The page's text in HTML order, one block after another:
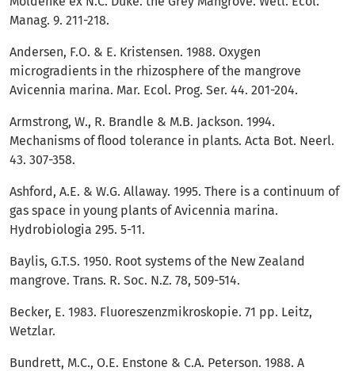
Manag. 9. 211-218.
Andersen, F.O. & E. Kristensen. 1988. Oxygen
microgradients in the rhizosphere of the mangrove
Avicennia marina. Mar. Ecol. Prog. Ser. 44. 201-204.
Armstrong, W., R. Brandle & M.B. Jackson. 1994.
Mechanisms of flood tolerance in plants. Acta Bot. Neerl.
43. 307-358.
Ashford, A.E. & W.G. Allaway. 1995. There is a continuum of
gas space in young plants of Avicennia marina.
Hydrobiologia 295. 5-11.
Baylis, G.T.S. 1950. Root systems of the New Zealand
mangrove. Trans. R. Soc. N.Z. 78, 509-514.
Becker, E. 1983. Fluoreszenzmikroskopie. 71 pp. Leitz,
Wetzlar.
Bundrett, M.C., O.E. Enstone & C.A. Peterson. 1988. A